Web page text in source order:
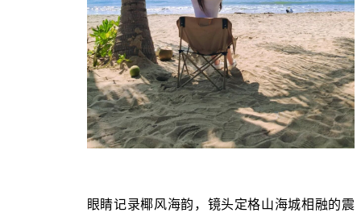
眼睛记录椰风海韵，镜头定格山海城相融的震